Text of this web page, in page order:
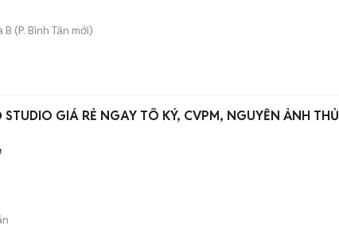
B (P. Bình Tân mới)
STUDIO GIÁ RẺ NGAY TÔ KÝ, CVPM, NGUYỄN ẢNH THỦ